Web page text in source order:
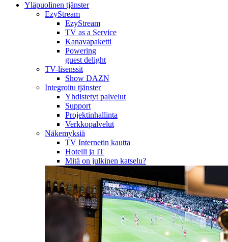
Yläpuolinen tjänster
EzyStream
EzyStream
TV as a Service
Kanavapaketti
Powering
guest delight
TV-lisenssit
Show DAZN
Integroitu tjänster
Yhdistetyt palvelut
Support
Projektinhallinta
Verkkopalvelut
Näkemyksiä
TV Internetin kautta
Hotelli ja IT
Mitä on julkinen katselu?